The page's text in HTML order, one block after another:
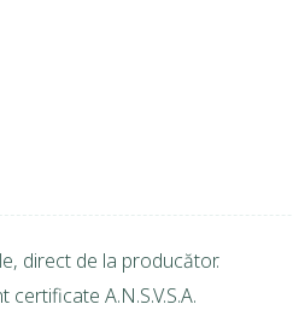
direct de la producător.
A.N.S.V.S.A.